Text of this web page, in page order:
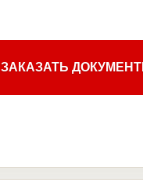
ЗАКАЗАТЬ